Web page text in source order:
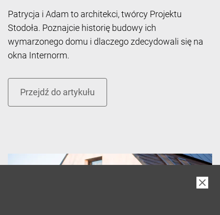
Patrycja i Adam to architekci, twórcy Projektu
Stodoła. Poznajcie historię budowy ich
wymarzonego domu i dlaczego zdecydowali się na
okna Internorm.